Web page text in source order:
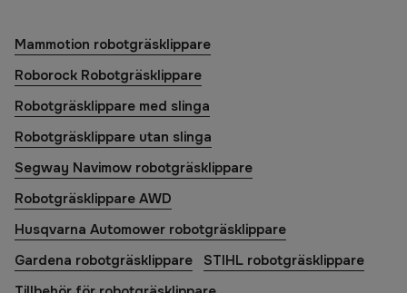
Mammotion robotgräsklippare
Roborock Robotgräsklippare
Robotgräsklippare med slinga
Robotgräsklippare utan slinga
Segway Navimow robotgräsklippare
Robotgräsklippare AWD
Husqvarna Automower robotgräsklippare
Gardena robotgräsklippare
STIHL robotgräsklippare